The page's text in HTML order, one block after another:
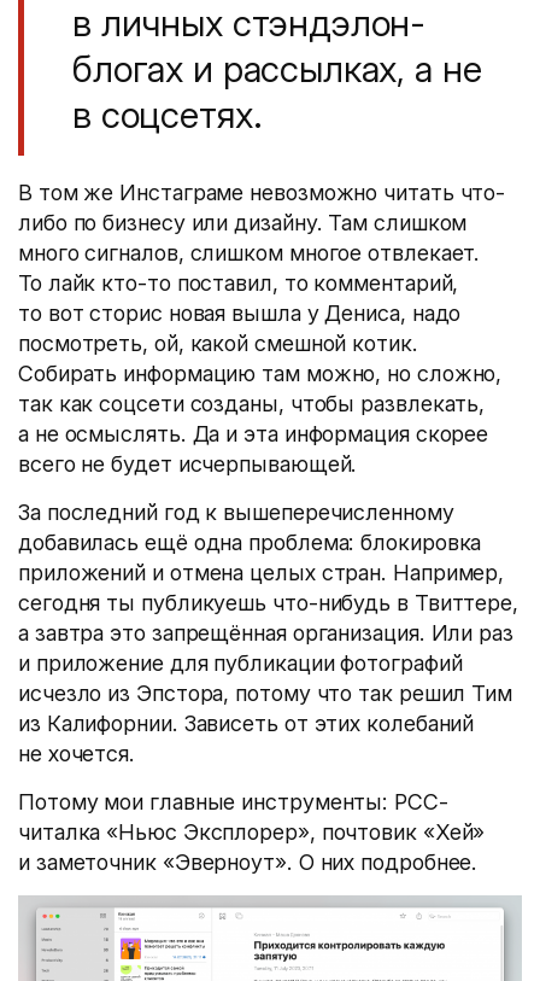
в личных стэндэлон-
блогах и рассылках, а не
в соцсетях.
В том же Инстаграме невозможно читать что-
либо по бизнесу или дизайну. Там слишком
много сигналов, слишком многое отвлекает.
То лайк кто-то поставил, то комментарий,
то вот сторис новая вышла у Дениса, надо
посмотреть, ой, какой смешной котик.
Собирать информацию там можно, но сложно,
так как соцсети созданы, чтобы развлекать,
а не осмыслять. Да и эта информация скорее
всего не будет исчерпывающей.
За последний год к вышеперечисленному
добавилась ещё одна проблема: блокировка
приложений и отмена целых стран. Например,
сегодня ты публикуешь что-нибудь в Твиттере,
а завтра это запрещённая организация. Или раз
и приложение для публикации фотографий
исчезло из Эпстора, потому что так решил Тим
из Калифорнии. Зависеть от этих колебаний
не хочется.
Потому мои главные инструменты: РСС-
читалка «Ньюс Эксплорер», почтовик «Хей»
и заметочник «Эверноут». О них подробнее.